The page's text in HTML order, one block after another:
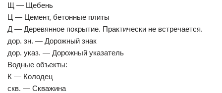
Щ — Щебень
Ц — Цемент, бетонные плиты
Д — Деревянное покрытие. Практически не встречается.
дор. зн. — Дорожный знак
дор. указ. — Дорожный указатель
Водные объекты:
К — Колодец
скв. — Скважина